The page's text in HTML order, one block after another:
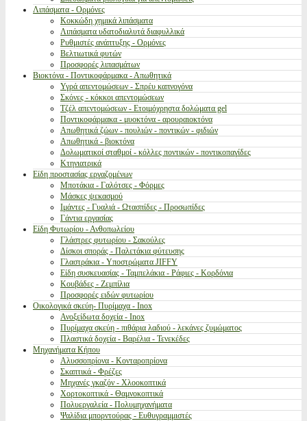
Λιπάσματα - Ορμόνες
Κοκκώδη χημικά λιπάσματα
Λιπάσματα υδατοδιαλυτά διαφυλλικά
Ρυθμιστές ανάπτυξης - Ορμόνες
Βελτιωτικά φυτών
Προσφορές λιπασμάτων
Βιοκτόνα - Ποντικοφάρμακα - Απωθητικά
Υγρά απεντομώσεων - Σπρέυ καπνογόνα
Σκόνες - κόκκοι απεντομώσεων
Τζέλ απεντομώσεων - Ετοιμόχρηστα δολώματα gel
Ποντικοφάρμακα - μυοκτόνα - αρουραιοκτόνα
Απωθητικά ζώων - πουλιών - ποντικών - φιδιών
Απωθητικά - βιοκτόνα
Δολωματικοί σταθμοί - κόλλες ποντικών - ποντικοπαγίδες
Κτηνιατρικά
Είδη προστασίας εργαζομένων
Μποτάκια - Γαλότσες - Φόρμες
Μάσκες ψεκασμού
Ιμάντες - Γυαλιά - Ωτασπίδες - Προσωπίδες
Γάντια εργασίας
Είδη Φυτωρίου - Ανθοπωλείου
Γλάστρες φυτωρίου - Σακούλες
Δίσκοι σποράς - Παλετάκια φύτευσης
Γλαστράκια - Υποστρώματα JIFFY
Είδη συσκευασίας - Ταμπελάκια - Ράφιες - Κορδόνια
Κουβάδες - Ζεμπίλια
Προσφορές ειδών φυτωρίου
Οικολογικά σκεύη- Πυρίμαχα - Inox
Ανοξείδωτα δοχεία - Inox
Πυρίμαχα σκεύη - πιθάρια λαδιού - λεκάνες ζυμώματος
Πλαστικά δοχεία - Βαρέλια - Τενεκέδες
Μηχανήματα Κήπου
Αλυσσοπρίονα - Κονταροπρίονα
Σκαπτικά - Φρέζες
Μηχανές γκαζόν - Χλοοκοπτικά
Χορτοκοπτικά - Θαμνοκοπτικά
Πολυεργαλεία - Πολυμηχανήματα
Ψαλίδια μπορντούρας - Ευθυγραμμιστές